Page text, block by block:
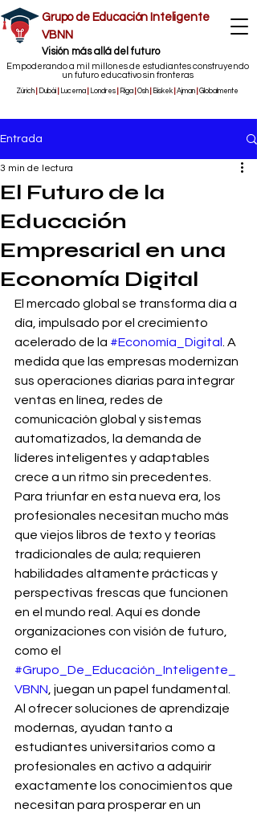
Grupo de Educación Inteligente
VBNN
​Visión más allá del futuro
Empoderando a mil millones de estudiantes construyendo
un futuro educativo sin fronteras
Zúrich Dubái Lucerna Londres Riga Osh Biskek Ajman Globalmente
Entrada
El Futuro de la
Educación
Empresarial en una
Economía Digital
3 min de lectura
El mercado global se transforma día a
día, impulsado por el crecimiento
acelerado de la #Economía_Digital
. A
medida que las empresas modernizan
sus operaciones diarias para integrar
ventas en línea, redes de
comunicación global y sistemas
automatizados, la demanda de
líderes inteligentes y adaptables
crece a un ritmo sin precedentes.
Para triunfar en esta nueva era, los
profesionales necesitan mucho más
que viejos libros de texto y teorías
tradicionales de aula; requieren
habilidades altamente prácticas y
perspectivas frescas que funcionen
en el mundo real. Aquí es donde
organizaciones con visión de futuro,
como el
#Grupo_De_Educación_Inteligente_
VBNN , juegan un papel fundamental.
Al ofrecer soluciones de aprendizaje
modernas, ayudan tanto a
estudiantes universitarios como a
profesionales en activo a adquirir
exactamente los conocimientos que
necesitan para prosperar en un